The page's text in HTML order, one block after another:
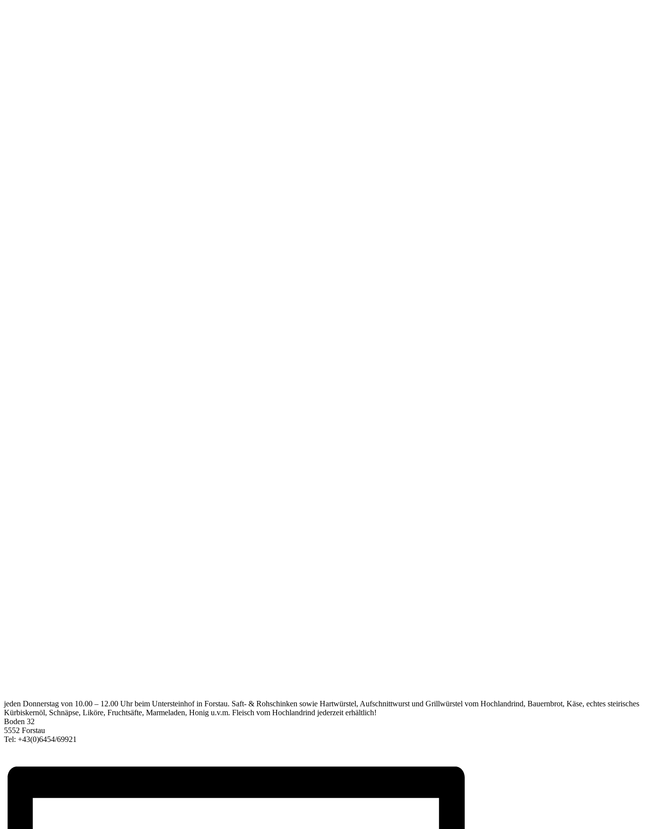
jeden Donnerstag von 10.00 – 12.00 Uhr beim Untersteinhof in Forstau. Saft- & Rohschinken sowie Hartwürstel, Aufschnittwurst und Grillwürstel vom Hochlandrind, Bauernbrot, Käse, echtes steirisches
Kürbiskernöl, Schnäpse, Liköre, Fruchtsäfte, Marmeladen, Honig u.v.m. Fleisch vom Hochlandrind jederzeit erhältlich!
Boden 32
5552 Forstau
Tel: +43(0)6454/69921